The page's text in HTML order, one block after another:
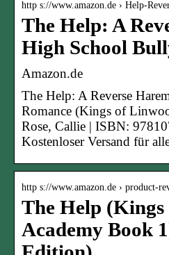
http s://www.amazon.de › Help-
The Help: A
High School
Amazon.de
The Help: A Reverse
Romance (Kings of
Rose, Callie | ISBN:
Kostenloser Versand für
http s://www.amazon.de › product-
The Help
Academy Book